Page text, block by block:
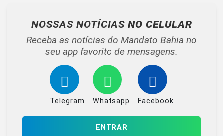
NOSSAS NOTÍCIAS NO CELULAR
Receba as notícias do Mandato Bahia no
seu app favorito de mensagens.
Telegram Whatsapp Facebook
ENTRAR